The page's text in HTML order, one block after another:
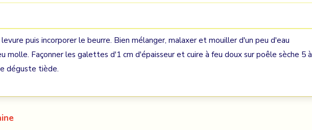
puis incorporer le beurre. Bien mélanger, malaxer et mouiller d'un peu d'eau
molle. Façonner les galettes d'1 cm d'épaisseur et cuire à feu doux sur poêle sèche 5 à
déguste tiède.